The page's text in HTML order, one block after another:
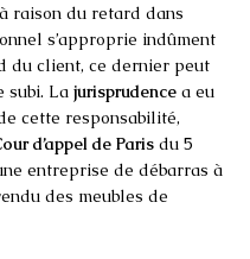
raison du retard dans
s’approprie indûment
du client, ce dernier peut
subi. La jurisprudence a eu
cette responsabilité,
d’appel de Paris du 5
entreprise de débarras à
des meubles de